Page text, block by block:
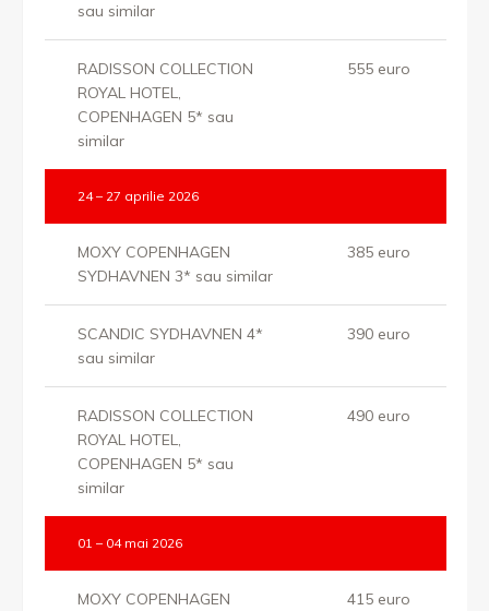
sau similar
RADISSON COLLECTION
ROYAL HOTEL,
COPENHAGEN 5* sau
similar
555 euro
24 – 27 aprilie 2026
MOXY COPENHAGEN
SYDHAVNEN 3* sau similar
385 euro
SCANDIC SYDHAVNEN 4*
sau similar
390 euro
RADISSON COLLECTION
ROYAL HOTEL,
COPENHAGEN 5* sau
similar
490 euro
01 – 04 mai 2026
MOXY COPENHAGEN
415 euro